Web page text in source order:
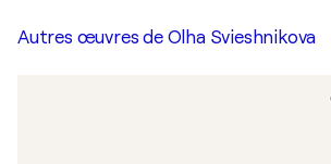
Autres œuvres de Olha Svieshnikova